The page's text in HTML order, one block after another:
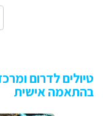
טיולים לדרום
בהתאמה אישית